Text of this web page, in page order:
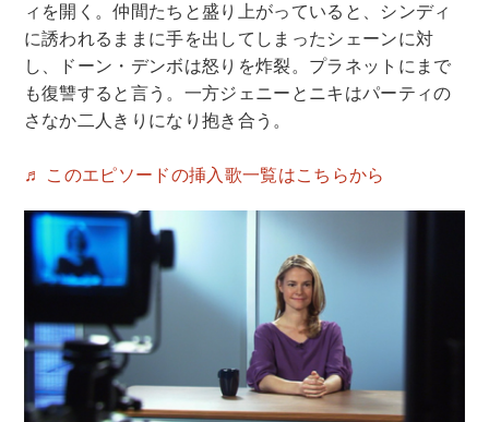
ィを開く。仲間たちと盛り上がっていると、シンディ
に誘われるままに手を出してしまったシェーンに対
し、ドーン・デンボは怒りを炸裂。プラネットにまで
も復讐すると言う。一方ジェニーとニキはパーティの
さなか二人きりになり抱き合う。
♬ このエピソードの挿入歌一覧はこちらから